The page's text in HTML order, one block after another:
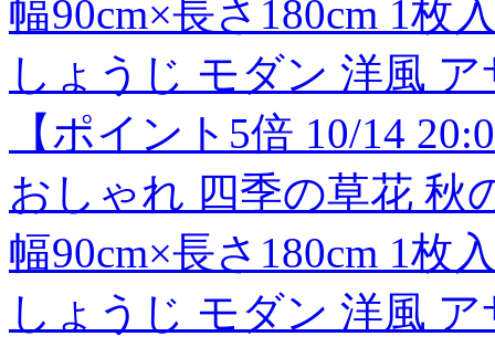
幅90cm×長さ180cm 1枚
しょうじ モダン 洋風
【ポイント5倍 10/14
おしゃれ 四季の草花 秋
幅90cm×長さ180cm 1枚
しょうじ モダン 洋風